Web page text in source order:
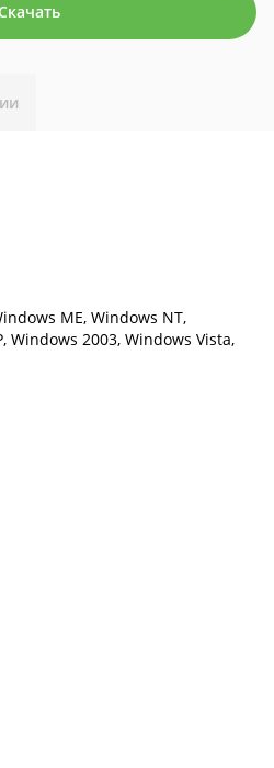
ME, Windows NT,
Windows 2003, Windows Vista,